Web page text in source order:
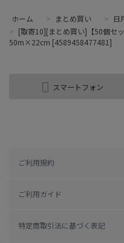
ホーム > まとめ買い > 日
> [取寄10][まとめ買い]【50個セ
50m×22cm [4589458477481]
スマートフォン
ご利用規約
ご利用ガイド
特定商取引法に基づく表記